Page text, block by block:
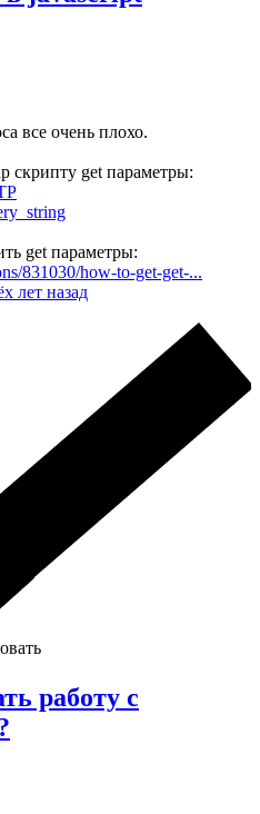
все очень плохо.
скрипту get параметры:
get параметры:
831030/how-to-get-get-...
лет назад
работу с